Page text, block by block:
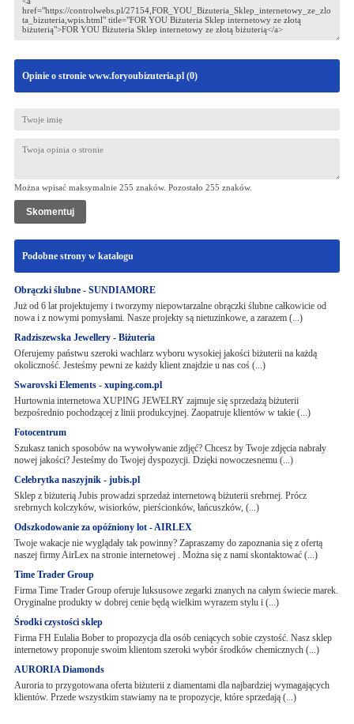
Opinie o stronie www.foryoubizuteria.pl (0)
Można wpisać maksymalnie 255 znaków. Pozostało 255 znaków.
Podobne strony w katalogu
Obrączki ślubne - SUNDIAMORE
Już od 6 lat projektujemy i tworzymy niepowtarzalne obrączki ślubne całkowicie od
nowa i z nowymi pomysłami. Nasze projekty są nietuzinkowe, a zarazem (...)
Radziszewska Jewellery - Biżuteria
Oferujemy państwu szeroki wachlarz wyboru wysokiej jakości biżuterii na każdą
okoliczność. Jesteśmy pewni ze każdy klient znajdzie u nas coś (...)
Swarovski Elements - xuping.com.pl
Hurtownia internetowa XUPING JEWELRY zajmuje się sprzedażą biżuterii
bezpośrednio pochodzącej z linii produkcyjnej. Zaopatruje klientów w takie (...)
Fotocentrum
Szukasz tanich sposobów na wywoływanie zdjęć? Chcesz by Twoje zdjęcia nabrały
nowej jakości? Jesteśmy do Twojej dyspozycji. Dzięki nowoczesnemu (...)
Celebrytka naszyjnik - jubis.pl
Sklep z biżuterią Jubis prowadzi sprzedaż internetową biżuterii srebrnej. Prócz
srebrnych kolczyków, wisiorków, pierścionków, łańcuszków, (...)
Odszkodowanie za opóźniony lot - AIRLEX
Twoje wakacje nie wyglądały tak powinny? Zapraszamy do zapoznania się z ofertą
naszej firmy AirLex na stronie internetowej . Można się z nami skontaktować (...)
Time Trader Group
Firma Time Trader Group oferuje luksusowe zegarki znanych na całym świecie marek.
Oryginalne produkty w dobrej cenie będą wielkim wyrazem stylu i (...)
Środki czystości sklep
Firma FH Eulalia Bober to propozycja dla osób ceniących sobie czystość. Nasz sklep
internetowy proponuje swoim klientom szeroki wybór środków chemicznych (...)
AURORIA Diamonds
Auroria to przygotowana oferta biżuterii z diamentami dla najbardziej wymagających
klientów. Przede wszystkim stawiamy na te propozycje, które sprzedają (...)